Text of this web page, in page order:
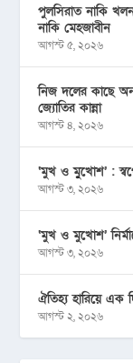
পুলসিরাত নাকি
নাকি মেহজাবীন
আগস্ট ৫, ২০২৬
নিজ দলের কাছে
জ্যোতির কান্না
আগস্ট ৪, ২০২৬
‘মুখ ও মু্খোশ’ :
আগস্ট ৩, ২০২৬
‘মুখ ও মুখোশ’
আগস্ট ৩, ২০২৬
ঐতিহ্য হারিয়ে এক
আগস্ট ২, ২০২৬